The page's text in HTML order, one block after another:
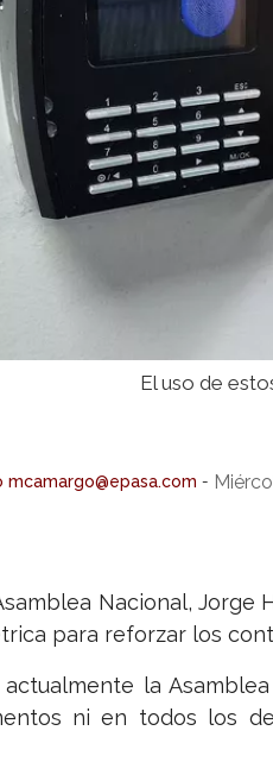
El uso de
mcamargo@epasa.com -
Nacional, Jorge
para reforzar los
la
ni en todos los